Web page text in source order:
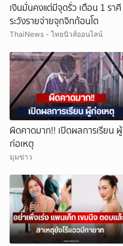
เงินมั่นคงแต่มีจุดรั่ว เตือน 1 ราศี
ระวังรายจ่ายจุกจิกก้อนโต
ThaiNews - ไทยนิวส์ออนไลน์
ผิดคาดมาก!! เปิดผลการเรียน ผู้
ก่อเหตุ
มุมข่าว